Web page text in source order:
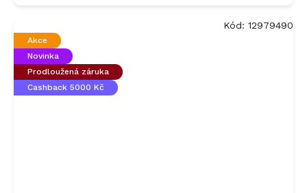
5
hvězdiček.
Akce
Novinka
Prodloužená záruka
Cashback 5000 Kč
Kód: 12979490